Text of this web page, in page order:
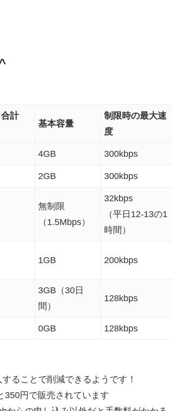
計
基本容量
制限時の最大速
度
4GB 300kbps
2GB 300kbps
無制限
（1.5Mbps）
32kbps
（平日12-13の1
時間）
1GB 200kbps
3GB（30日
間）
128kbps
0GB 128kbps
ることで削減できるようです！
350円で販売されています